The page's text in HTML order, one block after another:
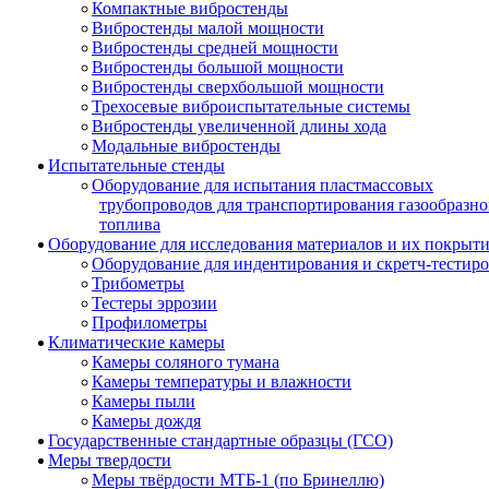
Компактные вибростенды
Вибростенды малой мощности
Вибростенды средней мощности
Вибростенды большой мощности
Вибростенды сверхбольшой мощности
Трехосевые виброиспытательные системы
Вибростенды увеличенной длины хода
Модальные вибростенды
Испытательные стенды
Оборудование для испытания пластмассовых
трубопроводов для транспортирования
топлива
Оборудование для исследования материалов и их
Оборудование для индентирования и скретч-
Трибометры
Тестеры эррозии
Профилометры
Климатические камеры
Камеры соляного тумана
Камеры температуры и влажности
Камеры пыли
Камеры дождя
Государственные стандартные образцы (ГСО)
Меры твердости
Меры твёрдости МТБ-1 (по Бринеллю)